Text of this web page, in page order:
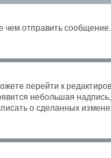
отправить
перейти к
небольшая
о сделанных